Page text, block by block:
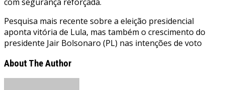
Pesquisa mais recente sobre a eleição presidencial
aponta vitória de Lula, mas também o crescimento do
presidente Jair Bolsonaro (PL) nas intenções de voto
About The Author